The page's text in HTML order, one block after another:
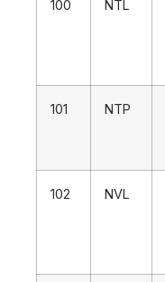
100 NTL
101 NTP
102 NVL